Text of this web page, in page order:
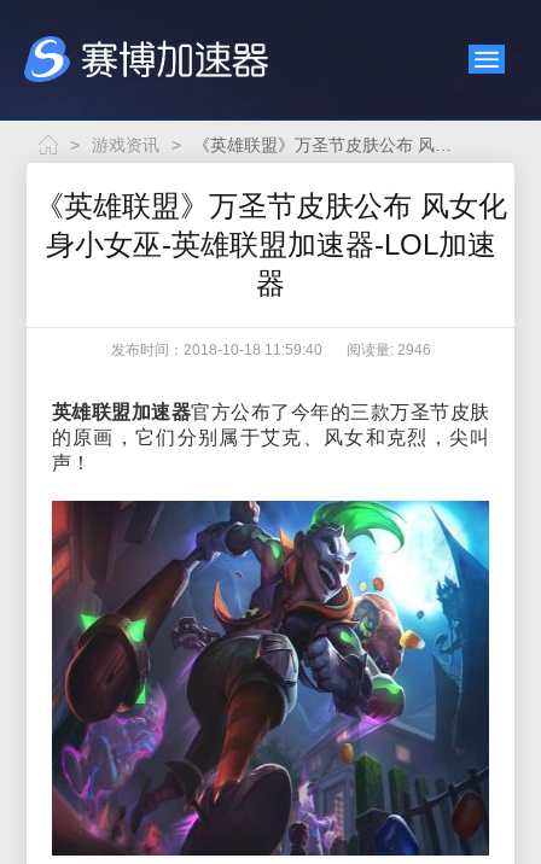
> 游戏资讯 >
《英雄联盟》万圣节皮肤公布 风女化
身小女巫-英雄联盟加速器-LOL加速
器
发布时间：2018-10-18 11:59:40 阅读量: 2946
英雄联盟加速器官方公布了今年的三款万圣节皮肤
的原画，它们分别属于艾克、风女和克烈，尖叫
声！